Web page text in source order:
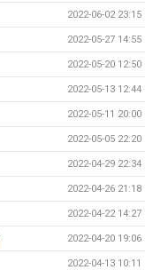
2022-06-02 23:15
2022-05-27 14:55
2022-05-20 12:50
2022-05-13 12:44
2022-05-11 20:00
2022-05-05 22:20
2022-04-29 22:34
2022-04-26 21:18
2022-04-22 14:27
2022-04-20 19:06
2022-04-13 10:11